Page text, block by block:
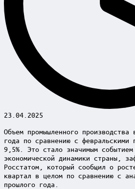
23.04.2025
Объем промышленного
года по сравнению с февральскими
9,5%. Это стало значимым
экономической динамики страны,
Росстатом, который сообщил о
квартал в целом по сравнению с
прошлого года.